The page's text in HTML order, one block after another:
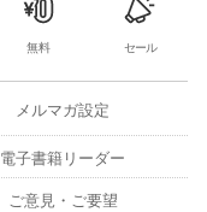
無料 セール
メルマガ設定
電子書籍リーダー
ご意見・ご要望